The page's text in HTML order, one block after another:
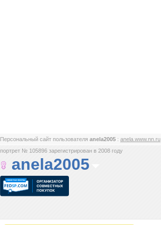
Персональный сайт пользователя anela2005 : anela.www.nn.ru
портрет № 105896 зарегистрирован в 2008 году
anela2005